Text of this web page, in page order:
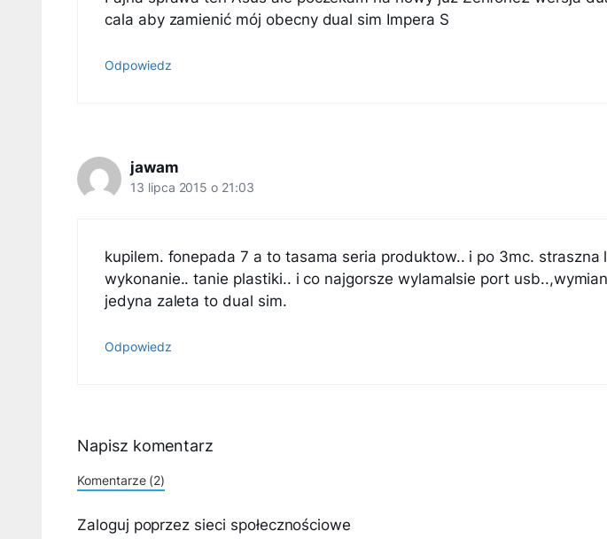
cala aby zamienić mój obecny dual sim Impera S
Odpowiedz
jawam
13 lipca 2015 o 21:03
kupilem. fonepada 7 a to tasama seria produktow.. i po 3mc. straszna
wykonanie.. tanie plastiki.. i co najgorsze wylamalsie port
jedyna zaleta to dual sim.
Odpowiedz
Napisz komentarz
Komentarze (2)
Zaloguj poprzez sieci społecznościowe